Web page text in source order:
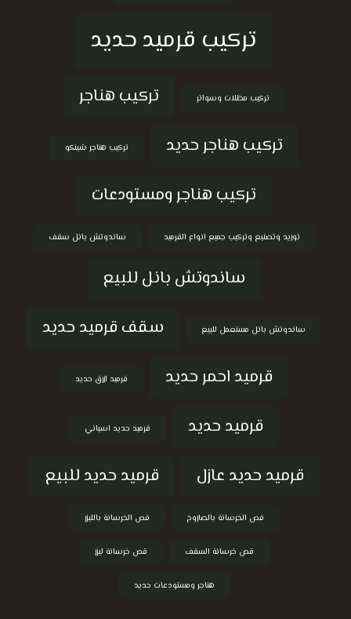
تركيب قرميد حديد
تركيب مظلات وسواتر
تركيب هناجر
تركيب هناجر حديد
تركيب هناجر شينكو
تركيب هناجر ومستودعات
توريد وتصنيع وتركيب جميع انواع القرميد ساندوتش بانل سقف
ساندوتش بانل للبيع
ساندوتش بانل مستعمل للبيع
سقف قرميد حديد
قرميد احمر حديد
قرميد ازرق حديد
قرميد حديد قرميد حديد اسباني
قرميد حديد عازل قرميد حديد للبيع
قص الخرسانة بالصاروخ قص الخرسانة بالليزر
قص خرسانة السقف قص خرسانة ليزر
هناجر ومستودعات حديد